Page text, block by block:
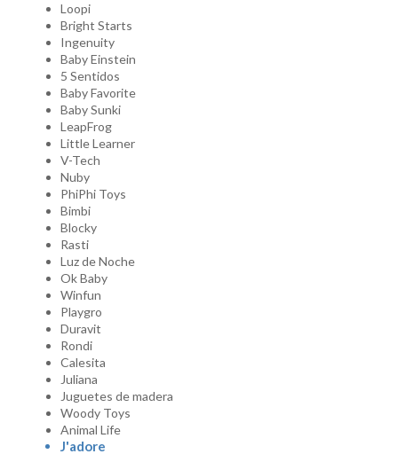
Loopi
Bright Starts
Ingenuity
Baby Einstein
5 Sentidos
Baby Favorite
Baby Sunki
LeapFrog
Little Learner
V-Tech
Nuby
PhiPhi Toys
Bimbi
Blocky
Rasti
Luz de Noche
Ok Baby
Winfun
Playgro
Duravit
Rondi
Calesita
Juliana
Juguetes de madera
Woody Toys
Animal Life
J'adore